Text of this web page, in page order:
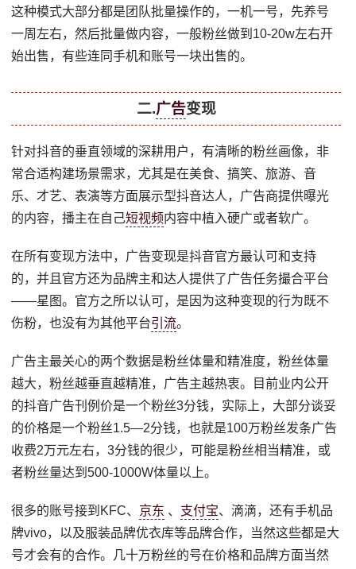
这种模式大部分都是团队批量操作的，一机一号，先养号
一周左右，然后批量做内容，一般粉丝做到10-20w左右开
始出售，有些连同手机和账号一块出售的。
二.广告变现
针对抖音的垂直领域的深耕用户，有清晰的粉丝画像，非
常合适构建场景需求，尤其是在美食、搞笑、旅游、音
乐、才艺、表演等方面展示型抖音达人，广告商提供曝光
的内容，播主在自己短视频内容中植入硬广或者软广。
在所有变现方法中，广告变现是抖音官方最认可和支持
的，并且官方还为品牌主和达人提供了广告任务撮合平台
——星图。官方之所以认可，是因为这种变现的行为既不
伤粉，也没有为其他平台引流。
广告主最关心的两个数据是粉丝体量和精准度，粉丝体量
越大，粉丝越垂直越精准，广告主越热衷。目前业内公开
的抖音广告刊例价是一个粉丝3分钱，实际上，大部分谈妥
的价格是一个粉丝1.5—2分钱，也就是100万粉丝发条广告
收费2万元左右，3分钱的很少，可能是粉丝相当精准，或
者粉丝量达到500-1000W体量以上。
很多的账号接到KFC、 京东 、 支付宝、滴滴，还有手机品
牌vivo，以及服装品牌优衣库等品牌合作，当然这些都是大
号才会有的合作。几十万粉丝的号在价格和品牌方面当然